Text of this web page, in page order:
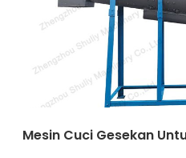
Mesin Cuci Gesekan